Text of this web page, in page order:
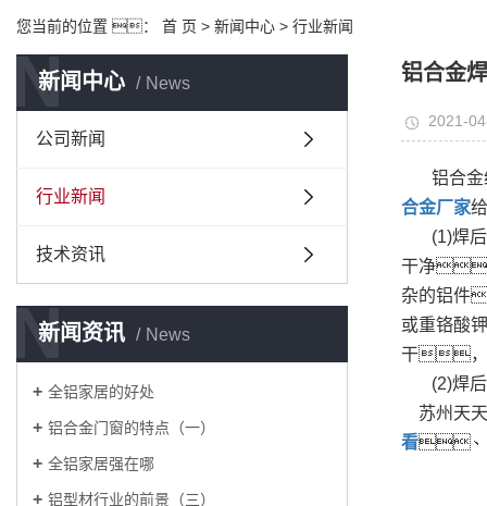
您当前的位置 ： 首 页 > 新闻中心 > 行业新闻
新闻中心 News
N
公司新闻
行业新闻
技术资讯
新闻资讯 News
N
全铝家居的好处
铝合金门窗的特点（一）
全铝家居强在哪
铝型材行业的前景（三）
铝合金
2021-
铝合
合金厂家
(1)焊
干净
杂的铝件
或重铬酸
干，
(2)焊
苏州天天
看、